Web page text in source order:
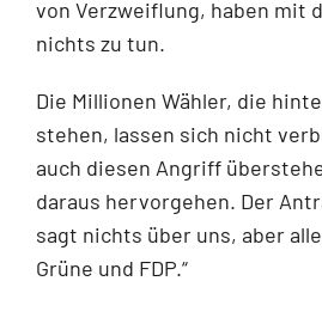
von Verzweiflung, haben mit
nichts zu tun.
Die Millionen Wähler, die
stehen, lassen sich nicht
auch diesen Angriff
daraus hervorgehen. Der
sagt nichts über uns, aber
Grüne und FDP.“